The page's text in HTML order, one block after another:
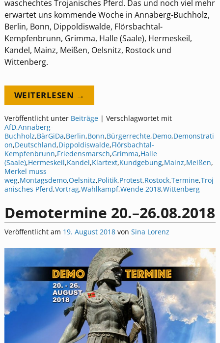
waschechtes Trojanisches Pferd. Das und noch viel mehr
erwartet uns kommende Woche in Annaberg-Buchholz,
Berlin, Bonn, Dippoldiswalde, Flörsbachtal-
Kempfenbrunn, Grimma, Halle (Saale), Hermeskeil,
Kandel, Mainz, Meißen, Oelsnitz, Rostock und
Wittenberg.
WEITERLESEN →
Veröffentlicht unter Beiträge| Verschlagwortet mit
AfD,Annaberg-
Buchholz,BärGiDa,Berlin,Bonn,Bürgerrechte,Demo,Demonstrati
on,Deutschland,Dippoldiswalde,Flörsbachtal-
Kempfenbrunn,Friedensmarsch,Grimma,Halle
(Saale),Hermeskeil,Kandel,Klartext,Kundgebung,Mainz,Meißen,
Merkel muss
weg,Montagsdemo,Oelsnitz,Politik,Protest,Rostock,Termine,Troj
anisches Pferd,Vortrag,Wahlkampf,Wende 2018,Wittenberg
Demotermine 20.–26.08.2018
Veröffentlicht am 19. August 2018 von Sina Lorenz